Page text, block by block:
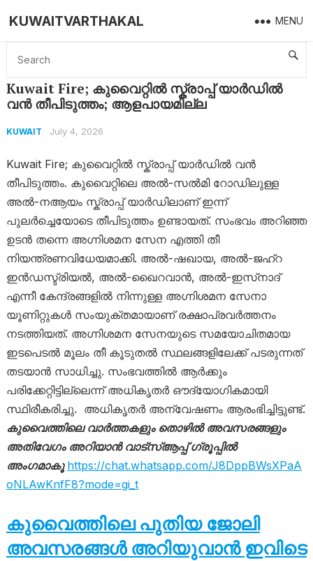
KUWAITVARTHAKAL MENU
Home Kuwait Kuwait Fire; കുവൈറ്റിൽ സ്ക്രാപ്പ് യാർഡിൽ വൻ തീപിടുത്തം; ആളപായമില്ല
Kuwait Fire; കുവൈറ്റിൽ സ്ക്രാപ്പ് യാർഡിൽ
വൻ തീപിടുത്തം; ആളപായമില്ല
KUWAIT July 4, 2026
Kuwait Fire; കുവൈറ്റിൽ സ്ക്രാപ്പ് യാർഡിൽ വൻ
തീപിടുത്തം. കുവൈറ്റിലെ അൽ-സൽമി റോഡിലുള്ള
അൽ-നആയം സ്ക്രാപ്പ് യാർഡിലാണ് ഇന്ന്
പുലർച്ചെയോടെ തീപിടുത്തം ഉണ്ടായത്. സംഭവം അറിഞ്ഞ
ഉടൻ തന്നെ അഗ്നിശമന സേന എത്തി തീ
നിയന്ത്രണവിധേയമാക്കി. അൽ-ഷഖായ, അൽ-ജഹ്‌റ
ഇൻഡസ്ട്രിയൽ, അൽ-ഖൈറവാൻ, അൽ-ഇസ്‌നാദ്
എന്നീ കേന്ദ്രങ്ങളിൽ നിന്നുള്ള അഗ്നിശമന സേനാ
യൂണിറ്റുകൾ സംയുക്തമായാണ് രക്ഷാപ്രവർത്തനം
നടത്തിയത്. അഗ്നിശമന സേനയുടെ സമയോചിതമായ
ഇടപെടൽ മൂലം തീ കൂടുതൽ സ്ഥലങ്ങളിലേക്ക് പടരുന്നത്
തടയാൻ സാധിച്ചു. സംഭവത്തിൽ ആർക്കും
പരിക്കേറ്റിട്ടില്ലെന്ന് അധികൃതർ ഔദ്യോഗികമായി
സ്ഥിരീകരിച്ചു. അധികൃതർ അന്വേഷണം ആരംഭിച്ചിട്ടുണ്ട്.
കുവൈത്തിലെ വാർത്തകളും തൊഴിൽ അവസരങ്ങളും
അതിവേഗം അറിയാൻ വാട്സ്ആപ്പ് ഗ്രൂപ്പിൽ
അംഗമാകൂ https://chat.whatsapp.com/J8DppBWsXPaA
oNLAwKnfF8?mode=gi_t
കുവൈത്തിലെ പുതിയ ജോലി
അവസരങ്ങൾ അറിയുവാൻ ഇവിടെ